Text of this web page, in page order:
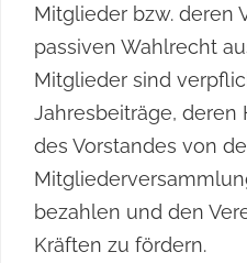
Mitglieder bzw. deren
passiven Wahlrecht
Mitglieder sind
Jahresbeiträge, deren
des Vorstandes von
bezahlen und den
Kräften zu fördern.